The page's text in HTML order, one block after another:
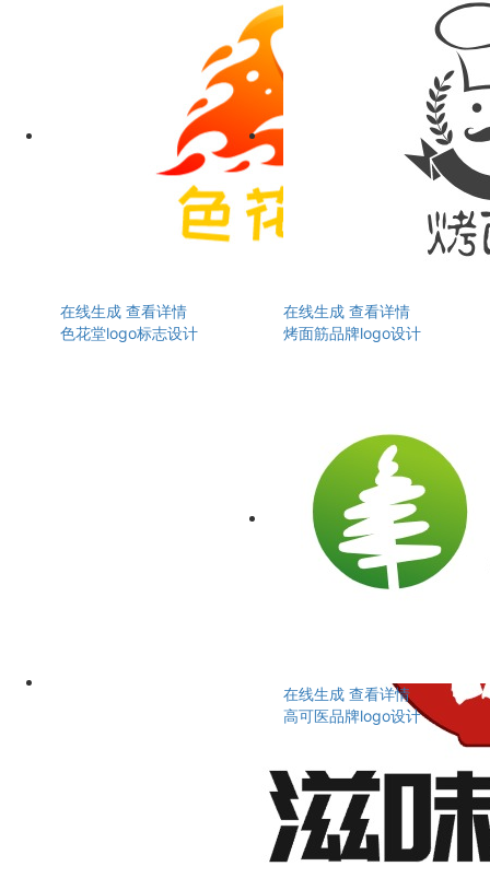
在线生成 查看详情
色花堂logo标志设计
在线生成 查看详情
烤面筋品牌logo设计
在线生成 查看详情
高可医品牌logo设计